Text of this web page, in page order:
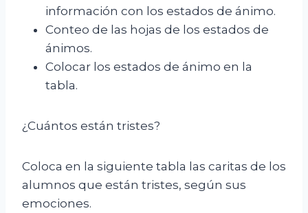
información con los estados de ánimo.
Conteo de las hojas de los estados de
ánimos.
Colocar los estados de ánimo en la
tabla.
¿Cuántos están tristes?
Coloca en la siguiente tabla las caritas de los
alumnos que están tristes, según sus
emociones.